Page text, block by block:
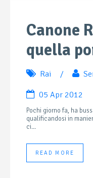
Canone
quella
Rai /
05 Apr 2012
Pochi giorno fa, ha
qualificandosi in
ci...
READ MORE